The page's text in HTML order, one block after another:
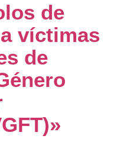
de
víctimas
de